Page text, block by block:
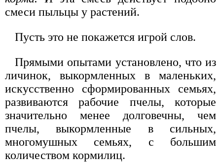
смеси пыльцы у растений.
Пусть это не покажется игрой слов.
Прямыми опытами установлено, что из
личинок, выкормленных в маленьких,
искусственно сформированных семьях,
развиваются рабочие пчелы, которые
значительно менее долговечны, чем
пчелы, выкормленные в сильных,
многомушных семьях, с большим
количеством кормилиц.